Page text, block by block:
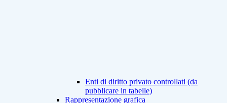
Enti di diritto privato controllati (da
pubblicare in tabelle)
Rappresentazione grafica